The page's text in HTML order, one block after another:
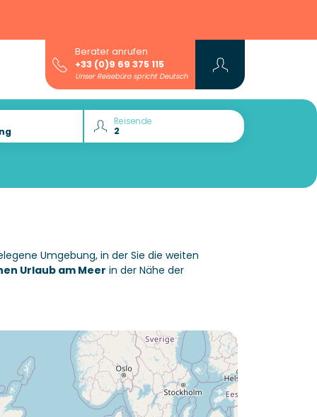
Berater anrufen
+33 (0)9 69 375 115
Unser Reisebüro spricht Deutsch
Reisende
Umgebung, in der Sie die weiten
Urlaub am Meer in der Nähe der
Lust auf die :
Camping L'Argentière ?